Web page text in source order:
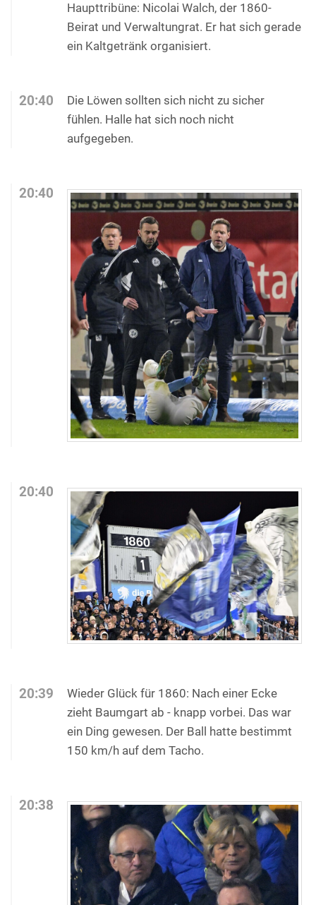
Haupttribüne: Nicolai Walch, der 1860-
Beirat und Verwaltungrat. Er hat sich gerade
ein Kaltgetränk organisiert.
20:40
Die Löwen sollten sich nicht zu sicher
fühlen. Halle hat sich noch nicht
aufgegeben.
20:40
20:40
20:39
Wieder Glück für 1860: Nach einer Ecke
zieht Baumgart ab - knapp vorbei. Das war
ein Ding gewesen. Der Ball hatte bestimmt
150 km/h auf dem Tacho.
20:38